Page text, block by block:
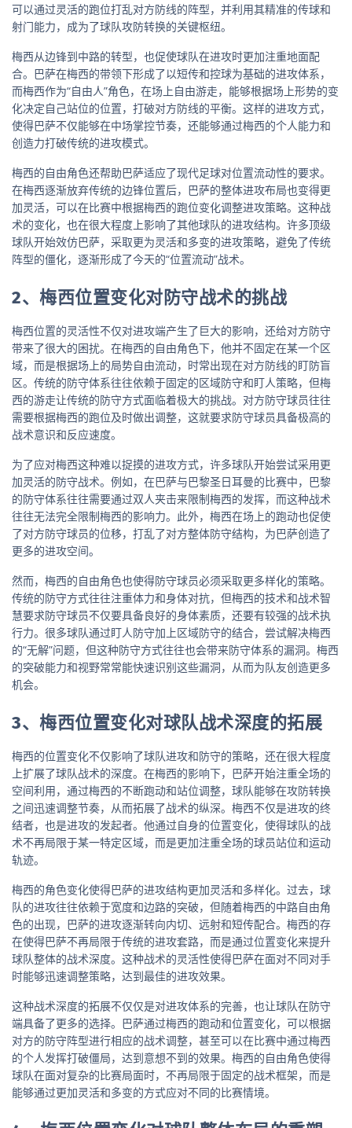
可以通过灵活的跑位打乱对方防线的阵型，并利用其精准的传球和
射门能力，成为了球队攻防转换的关键枢纽。
梅西从边锋到中路的转型，也促使球队在进攻时更加注重地面配
合。巴萨在梅西的带领下形成了以短传和控球为基础的进攻体系，
而梅西作为“自由人”角色，在场上自由游走，能够根据场上形势的变
化决定自己站位的位置，打破对方防线的平衡。这样的进攻方式，
使得巴萨不仅能够在中场掌控节奏，还能够通过梅西的个人能力和
创造力打破传统的进攻模式。
梅西的自由角色还帮助巴萨适应了现代足球对位置流动性的要求。
在梅西逐渐放弃传统的边锋位置后，巴萨的整体进攻布局也变得更
加灵活，可以在比赛中根据梅西的跑位变化调整进攻策略。这种战
术的变化，也在很大程度上影响了其他球队的进攻结构。许多顶级
球队开始效仿巴萨，采取更为灵活和多变的进攻策略，避免了传统
阵型的僵化，逐渐形成了今天的“位置流动”战术。
2、梅西位置变化对防守战术的挑战
梅西位置的灵活性不仅对进攻端产生了巨大的影响，还给对方防守
带来了很大的困扰。在梅西的自由角色下，他并不固定在某一个区
域，而是根据场上的局势自由流动，时常出现在对方防线的盯防盲
区。传统的防守体系往往依赖于固定的区域防守和盯人策略，但梅
西的游走让传统的防守方式面临着极大的挑战。对方防守球员往往
需要根据梅西的跑位及时做出调整，这就要求防守球员具备极高的
战术意识和反应速度。
为了应对梅西这种难以捉摸的进攻方式，许多球队开始尝试采用更
加灵活的防守战术。例如，在巴萨与巴黎圣日耳曼的比赛中，巴黎
的防守体系往往需要通过双人夹击来限制梅西的发挥，而这种战术
往往无法完全限制梅西的影响力。此外，梅西在场上的跑动也促使
了对方防守球员的位移，打乱了对方整体防守结构，为巴萨创造了
更多的进攻空间。
然而，梅西的自由角色也使得防守球员必须采取更多样化的策略。
传统的防守方式往往注重体力和身体对抗，但梅西的技术和战术智
慧要求防守球员不仅要具备良好的身体素质，还要有较强的战术执
行力。很多球队通过盯人防守加上区域防守的结合，尝试解决梅西
的“无解”问题，但这种防守方式往往也会带来防守体系的漏洞。梅西
的突破能力和视野常常能快速识别这些漏洞，从而为队友创造更多
机会。
3、梅西位置变化对球队战术深度的拓展
梅西的位置变化不仅影响了球队进攻和防守的策略，还在很大程度
上扩展了球队战术的深度。在梅西的影响下，巴萨开始注重全场的
空间利用，通过梅西的不断跑动和站位调整，球队能够在攻防转换
之间迅速调整节奏，从而拓展了战术的纵深。梅西不仅是进攻的终
结者，也是进攻的发起者。他通过自身的位置变化，使得球队的战
术不再局限于某一特定区域，而是更加注重全场的球员站位和运动
轨迹。
梅西的角色变化使得巴萨的进攻结构更加灵活和多样化。过去，球
队的进攻往往依赖于宽度和边路的突破，但随着梅西的中路自由角
色的出现，巴萨的进攻逐渐转向内切、远射和短传配合。梅西的存
在使得巴萨不再局限于传统的进攻套路，而是通过位置变化来提升
球队整体的战术深度。这种战术的灵活性使得巴萨在面对不同对手
时能够迅速调整策略，达到最佳的进攻效果。
这种战术深度的拓展不仅仅是对进攻体系的完善，也让球队在防守
端具备了更多的选择。巴萨通过梅西的跑动和位置变化，可以根据
对方的防守阵型进行相应的战术调整，甚至可以在比赛中通过梅西
的个人发挥打破僵局，达到意想不到的效果。梅西的自由角色使得
球队在面对复杂的比赛局面时，不再局限于固定的战术框架，而是
能够通过更加灵活和多变的方式应对不同的比赛情境。